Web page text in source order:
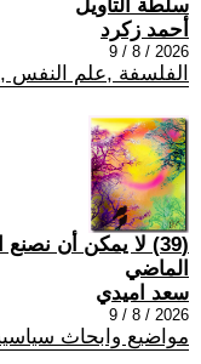
سلطة التأويل
أحمد زكرد
2026 / 8 / 9
الفلسفة ,علم النفس ,
(39) لا يمكن أن
الماضي
سعد اميدي
2026 / 8 / 9
مواضيع وابحاث